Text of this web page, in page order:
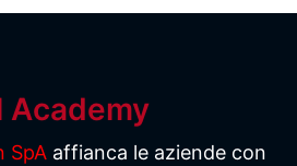
Academy
SpA affianca le aziende con